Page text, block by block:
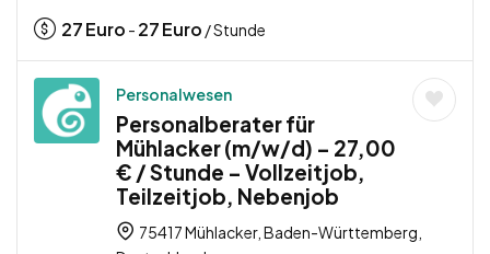
27Euro - 27Euro / Stunde
Personalwesen
Personalberater für
Mühlacker (m/w/d) – 27,00
€ / Stunde – Vollzeitjob,
Teilzeitjob, Nebenjob
75417 Mühlacker, Baden-Württemberg,